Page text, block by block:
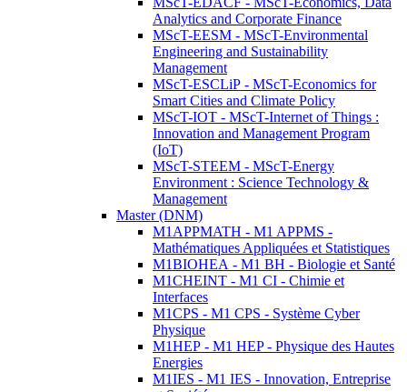
Analytics and Corporate Finance
MScT-EESM - MScT-Environmental
Engineering and Sustainability
Management
MScT-ESCLiP - MScT-Economics for
Smart Cities and Climate Policy
MScT-IOT - MScT-Internet of Things :
Innovation and Management Program
(IoT)
MScT-STEEM - MScT-Energy
Environment : Science Technology &
Management
Master (DNM)
M1APPMATH - M1 APPMS -
Mathématiques Appliquées et Statistiques
M1BIOHEA - M1 BH - Biologie et Santé
M1CHEINT - M1 CI - Chimie et
Interfaces
M1CPS - M1 CPS - Système Cyber
Physique
M1HEP - M1 HEP - Physique des Hautes
Energies
M1IES - M1 IES - Innovation, Entreprise